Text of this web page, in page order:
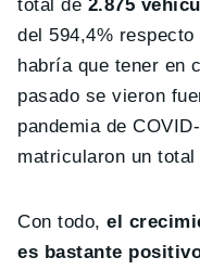
total de 2.875
del 594,4%
habría que tener en
pasado se vieron
pandemia de
matricularon un
Con todo,el
es bastante